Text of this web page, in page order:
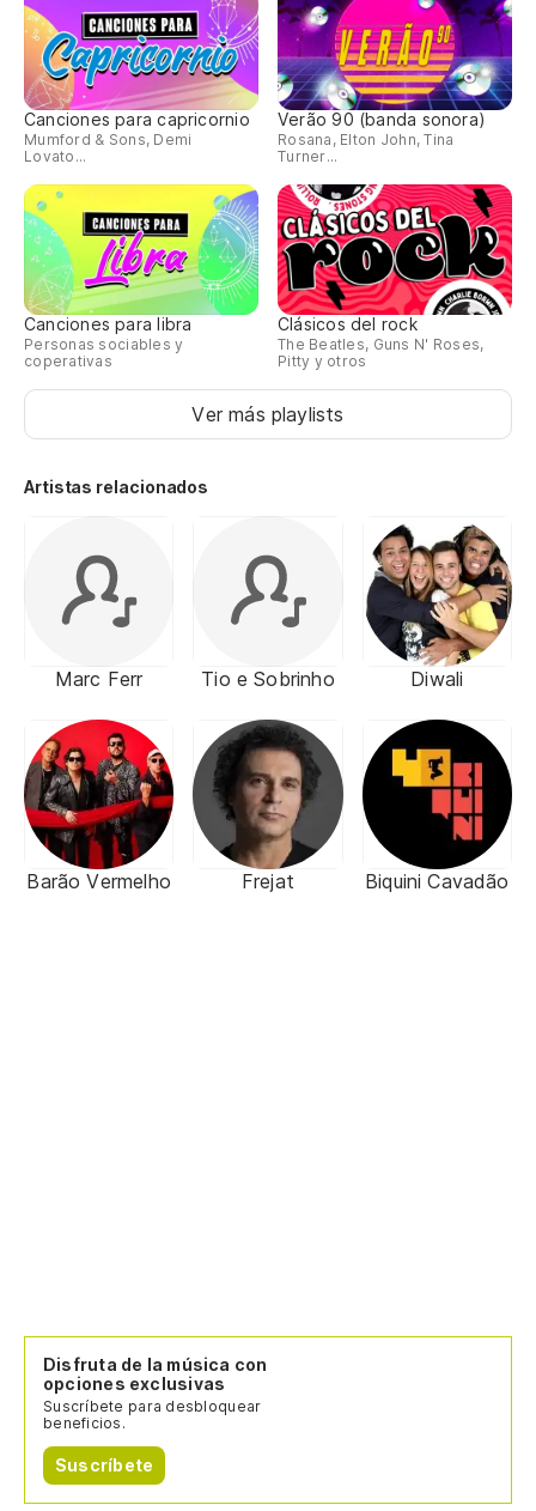
Canciones para capricornio
Mumford & Sons, Demi
Lovato...
Verão 90 (banda sonora)
Rosana, Elton John, Tina
Turner...
Canciones para libra
Personas sociables y
coperativas
Clásicos del rock
The Beatles, Guns N' Roses,
Pitty y otros
Ver más playlists
Artistas relacionados
Marc Ferr Tio e Sobrinho Diwali
Barão Vermelho Frejat Biquini Cavadão
Disfruta de la música con
opciones exclusivas
Suscríbete para desbloquear
beneficios.
Suscríbete